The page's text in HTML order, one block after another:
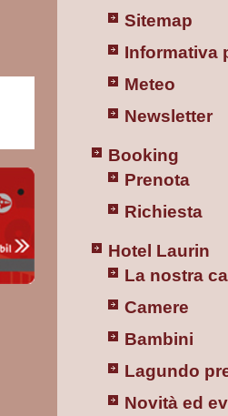
Sitemap
Informativa
Meteo
Newsletter
Booking
Prenota
Richiesta
Hotel Laurin
La nostra
Camere
Bambini
Lagundo
Novità ed